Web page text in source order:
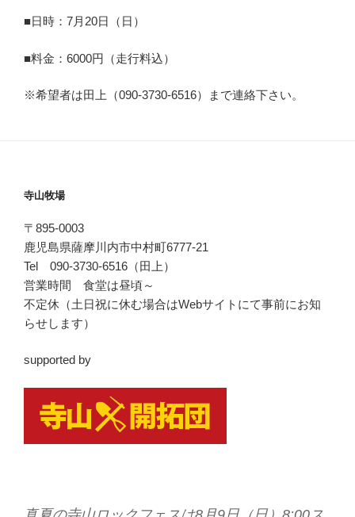
■日時：7月20日（日）
■料金：6000円（走行料込）
※希望者は田上（090-3730-6516）まで連絡下さい。
寺山牧場
〒895-0003
鹿児島県薩摩川内市中村町6777-21
Tel 090-3730-6516（田上）
営業時間 食堂は昼頃～
不定休（土日祝に休む場合はWebサイトにて事前にお知
らせします）
supported by